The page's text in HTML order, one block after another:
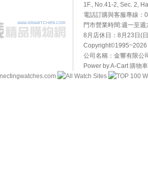
1F., No.41-2, Sec. 2,
電話訂購與客服專線
門市營業時間:週一至
8月店休日：8月23日(
Copyright©1995~2026
公司名稱：金響有限公
Power by A-Cart 購物車